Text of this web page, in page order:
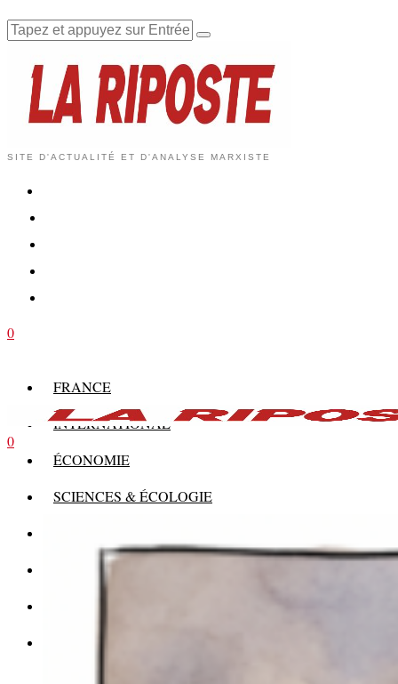
SITE D'ACTUALITÉ ET D'ANALYSE MARXISTE
0
FRANCE
INTERNATIONAL
ÉCONOMIE
SCIENCES & ÉCOLOGIE
THÉORIE
0